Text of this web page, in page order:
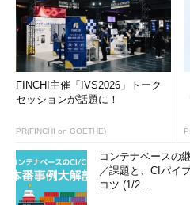
FINCHI主催「IVS2026」トーク
セッションが話題に！
PR(FINCHI on GOETHE)
コンテナベースの
／課題と、CIパイ
コツ (1/2...